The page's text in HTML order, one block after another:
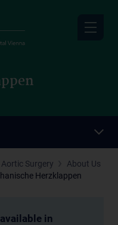
Surgery
About Us
Herzklappen
in